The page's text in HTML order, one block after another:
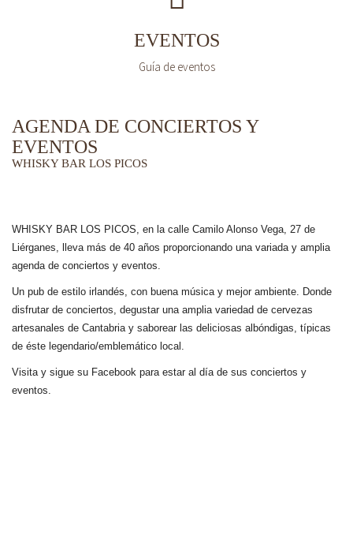
EVENTOS
Guía de eventos
AGENDA DE CONCIERTOS Y
EVENTOS
WHISKY BAR LOS PICOS
WHISKY BAR LOS PICOS, en la calle Camilo Alonso Vega, 27 de
Liérganes, lleva más de 40 años proporcionando una variada y amplia
agenda de conciertos y eventos.
Un pub de estilo irlandés, con buena música y mejor ambiente. Donde
disfrutar de conciertos, degustar una amplia variedad de cervezas
artesanales de Cantabria y saborear las deliciosas albóndigas, típicas
de éste legendario/emblemático local.
Visita y sigue su Facebook para estar al día de sus conciertos y
eventos.